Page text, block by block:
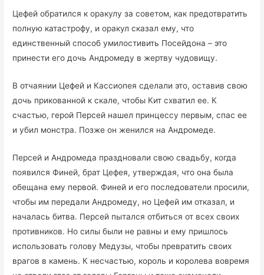
Цефей обратился к оракулу за советом, как предотвратить
полную катастрофу, и оракул сказал ему, что
единственный способ умилостивить Посейдона – это
принести его дочь Андромеду в жертву чудовищу.
В отчаянии Цефей и Кассиопея сделали это, оставив свою
дочь прикованной к скале, чтобы Кит схватил ее. К
счастью, герой Персей нашел принцессу первым, спас ее
и убил монстра. Позже он женился на Андромеде.
Персей и Андромеда праздновали свою свадьбу, когда
появился Финей, брат Цефея, утверждая, что она была
обещана ему первой. Финей и его последователи просили,
чтобы им передали Андромеду, но Цефей им отказал, и
началась битва. Персей пытался отбиться от всех своих
противников. Но силы были не равны и ему пришлось
использовать голову Медузы, чтобы превратить своих
врагов в камень. К несчастью, король и королева вовремя